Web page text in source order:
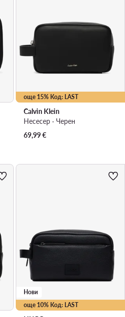
още 15% Код: LAST
Calvin Klein
Несесер · Черен
69,99€
още 10% Код: LAST
Нови